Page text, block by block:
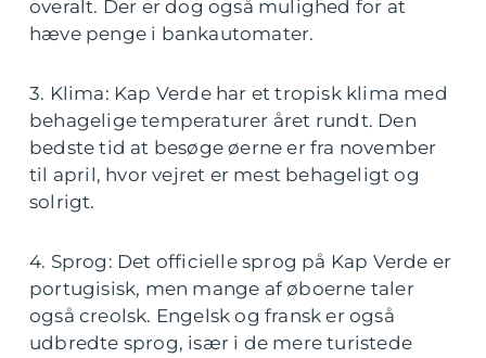
overalt. Der er dog også mulighed for at
hæve penge i bankautomater.
3. Klima: Kap Verde har et tropisk klima med
behagelige temperaturer året rundt. Den
bedste tid at besøge øerne er fra november
til april, hvor vejret er mest behageligt og
solrigt.
4. Sprog: Det officielle sprog på Kap Verde er
portugisisk, men mange af øboerne taler
også creolsk. Engelsk og fransk er også
udbredte sprog, især i de mere turistede